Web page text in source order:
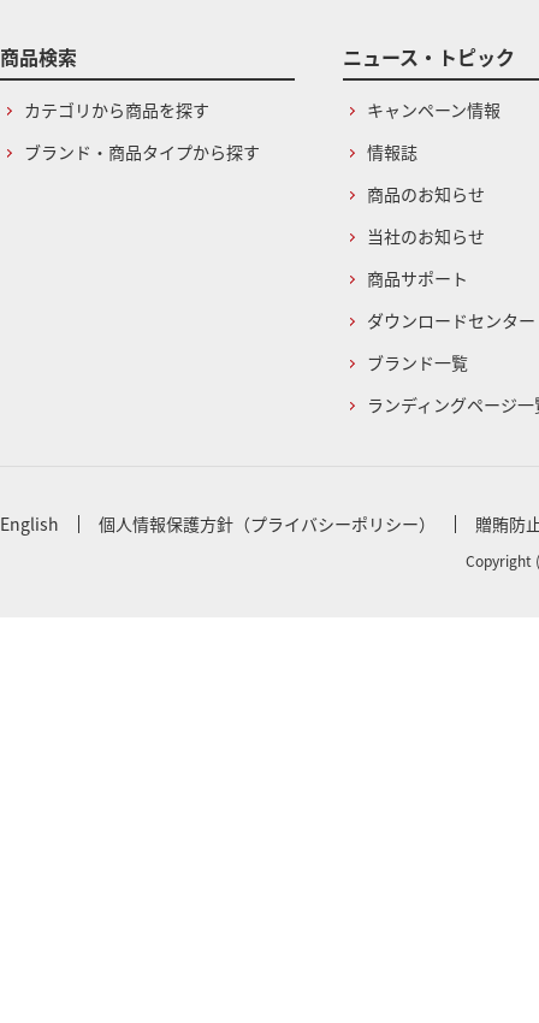
商品検索
カテゴリから商品を探す
ブランド・商品タイプから探す
ニュース・トピック
キャンペーン情報
情報誌
商品のお知らせ
当社のお知らせ
商品サポート
ダウンロードセンター
ブランド一覧
ランディングページ一
English 個人情報保護方針（プライバシーポリシー） 贈賄防
Copyright